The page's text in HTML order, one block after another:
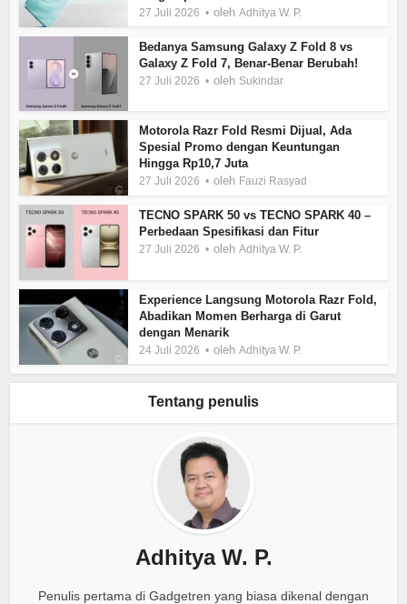
27 Juli 2026 olehAdhitya W. P.
Bedanya Samsung Galaxy Z Fold 8 vs
Galaxy Z Fold 7, Benar-Benar Berubah!
27 Juli 2026 oleh Sukindar
Motorola Razr Fold Resmi Dijual, Ada
Spesial Promo dengan Keuntungan
Hingga Rp10,7 Juta
27 Juli 2026 oleh Fauzi Rasyad
TECNO SPARK 50 vs TECNO SPARK 40 –
Perbedaan Spesifikasi dan Fitur
27 Juli 2026 olehAdhitya W. P.
Experience Langsung Motorola Razr Fold,
Abadikan Momen Berharga di Garut
dengan Menarik
24 Juli 2026 olehAdhitya W. P.
Tentang penulis
Adhitya W. P.
Penulis pertama di Gadgetren yang biasa dikenal dengan